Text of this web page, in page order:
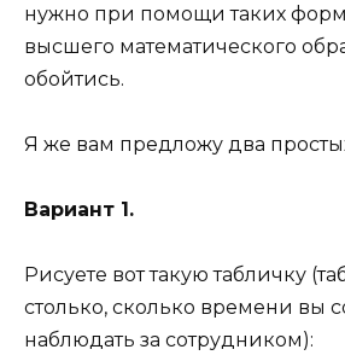
нужно при помощи таких
высшего математического
обойтись.
Я же вам предложу два
Вариант 1.
Рисуете вот такую табличку
столько, сколько времени вы
наблюдать за сотрудником):